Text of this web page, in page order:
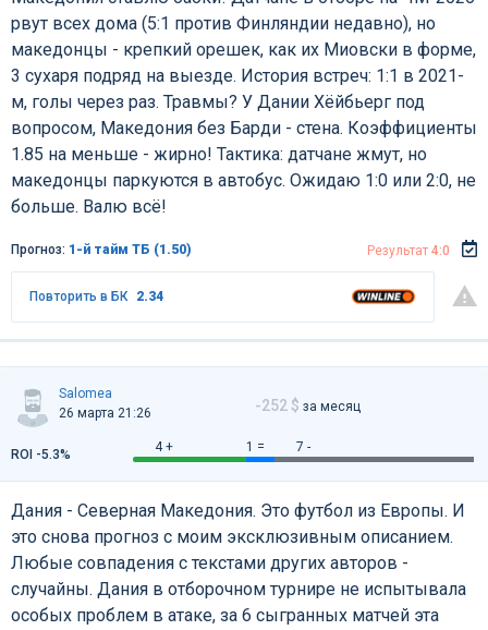
рвут всех дома (5:1 против Финляндии недавно), но
македонцы - крепкий орешек, как их Миовски в форме,
3 сухаря подряд на выезде. История встреч: 1:1 в 2021-
м, голы через раз. Травмы? У Дании Хёйбьерг под
вопросом, Македония без Барди - стена. Коэффициенты
1.85 на меньше - жирно! Тактика: датчане жмут, но
македонцы паркуются в автобус. Ожидаю 1:0 или 2:0, не
больше. Валю всё!
Прогноз: 1-й тайм ТБ (1.50) Результат 4:0
Повторить в БК 2.34
Salomea
26 марта 21:26
-252 $ за месяц
4 + 1 = 7 -
ROI -5.3%
Дания - Северная Македония. Это футбол из Европы. И
это снова прогноз с моим эксклюзивным описанием.
Любые совпадения с текстами других авторов -
случайны. Дания в отборочном турнире не испытывала
особых проблем в атаке, за 6 сыгранных матчей эта